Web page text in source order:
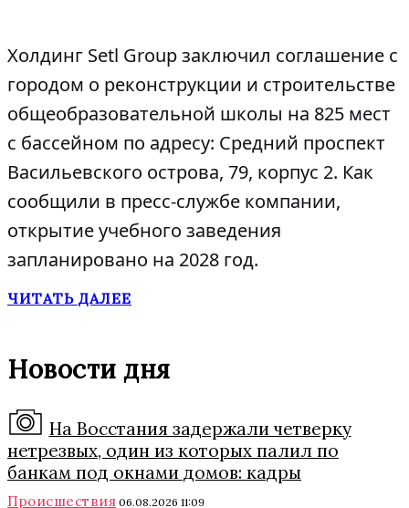
Холдинг Setl Group заключил соглашение с
городом о реконструкции и строительстве
общеобразовательной школы на 825 мест
с бассейном по адресу: Средний проспект
Васильевского острова, 79, корпус 2. Как
сообщили в пресс-службе компании,
открытие учебного заведения
запланировано на 2028 год.
ЧИТАТЬ ДАЛЕЕ
Новости дня
На Восстания задержали четверку
нетрезвых, один из которых палил по
банкам под окнами домов: кадры
Происшествия 06.08.2026 11:09